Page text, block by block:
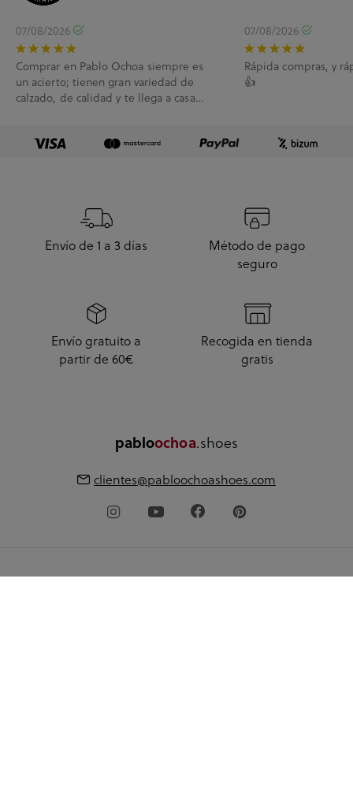
07/08/2026
Comprar en Pablo Ochoa siempre es
un acierto; tienen gran variedad de
calzado, de calidad y te llega a casa
07/08/2026
Rápida compras, y
👍
Envío de 1 a 3 días
Método de pago
seguro
Envío gratuito a
partir de 60€
Recogida en tienda
gratis
pabloochoa.shoes
clientes@pabloochoashoes.com